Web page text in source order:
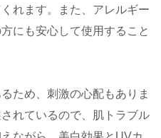
れます。また、アレルギー
にも安心して使用すること
ため、刺激の心配もありま
れているので、肌トラブル